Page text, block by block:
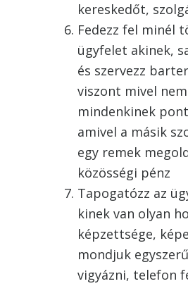
kereskedőt,
Fedezz fel minél
ügyfelet akinek,
és szervezz
viszont mivel
mindenkinek
amivel a másik
egy remek
közösségi pénz
Tapogatózz az
kinek van olyan
képzettsége,
mondjuk
vigyázni, telefon